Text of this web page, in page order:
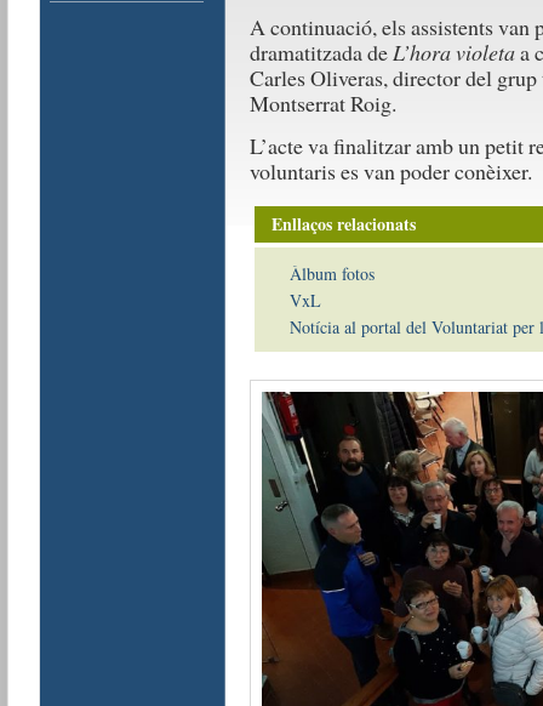
A continuació, els assistents van
dramatitzada deL’hora violetaa
Carles Oliveras, director del grup
Montserrat Roig.
L’acte va finalitzar amb un petit
voluntaris es van poder conèixer.
Enllaços relacionats
Àlbum fotos
VxL
Notícia al portal del Voluntariat per